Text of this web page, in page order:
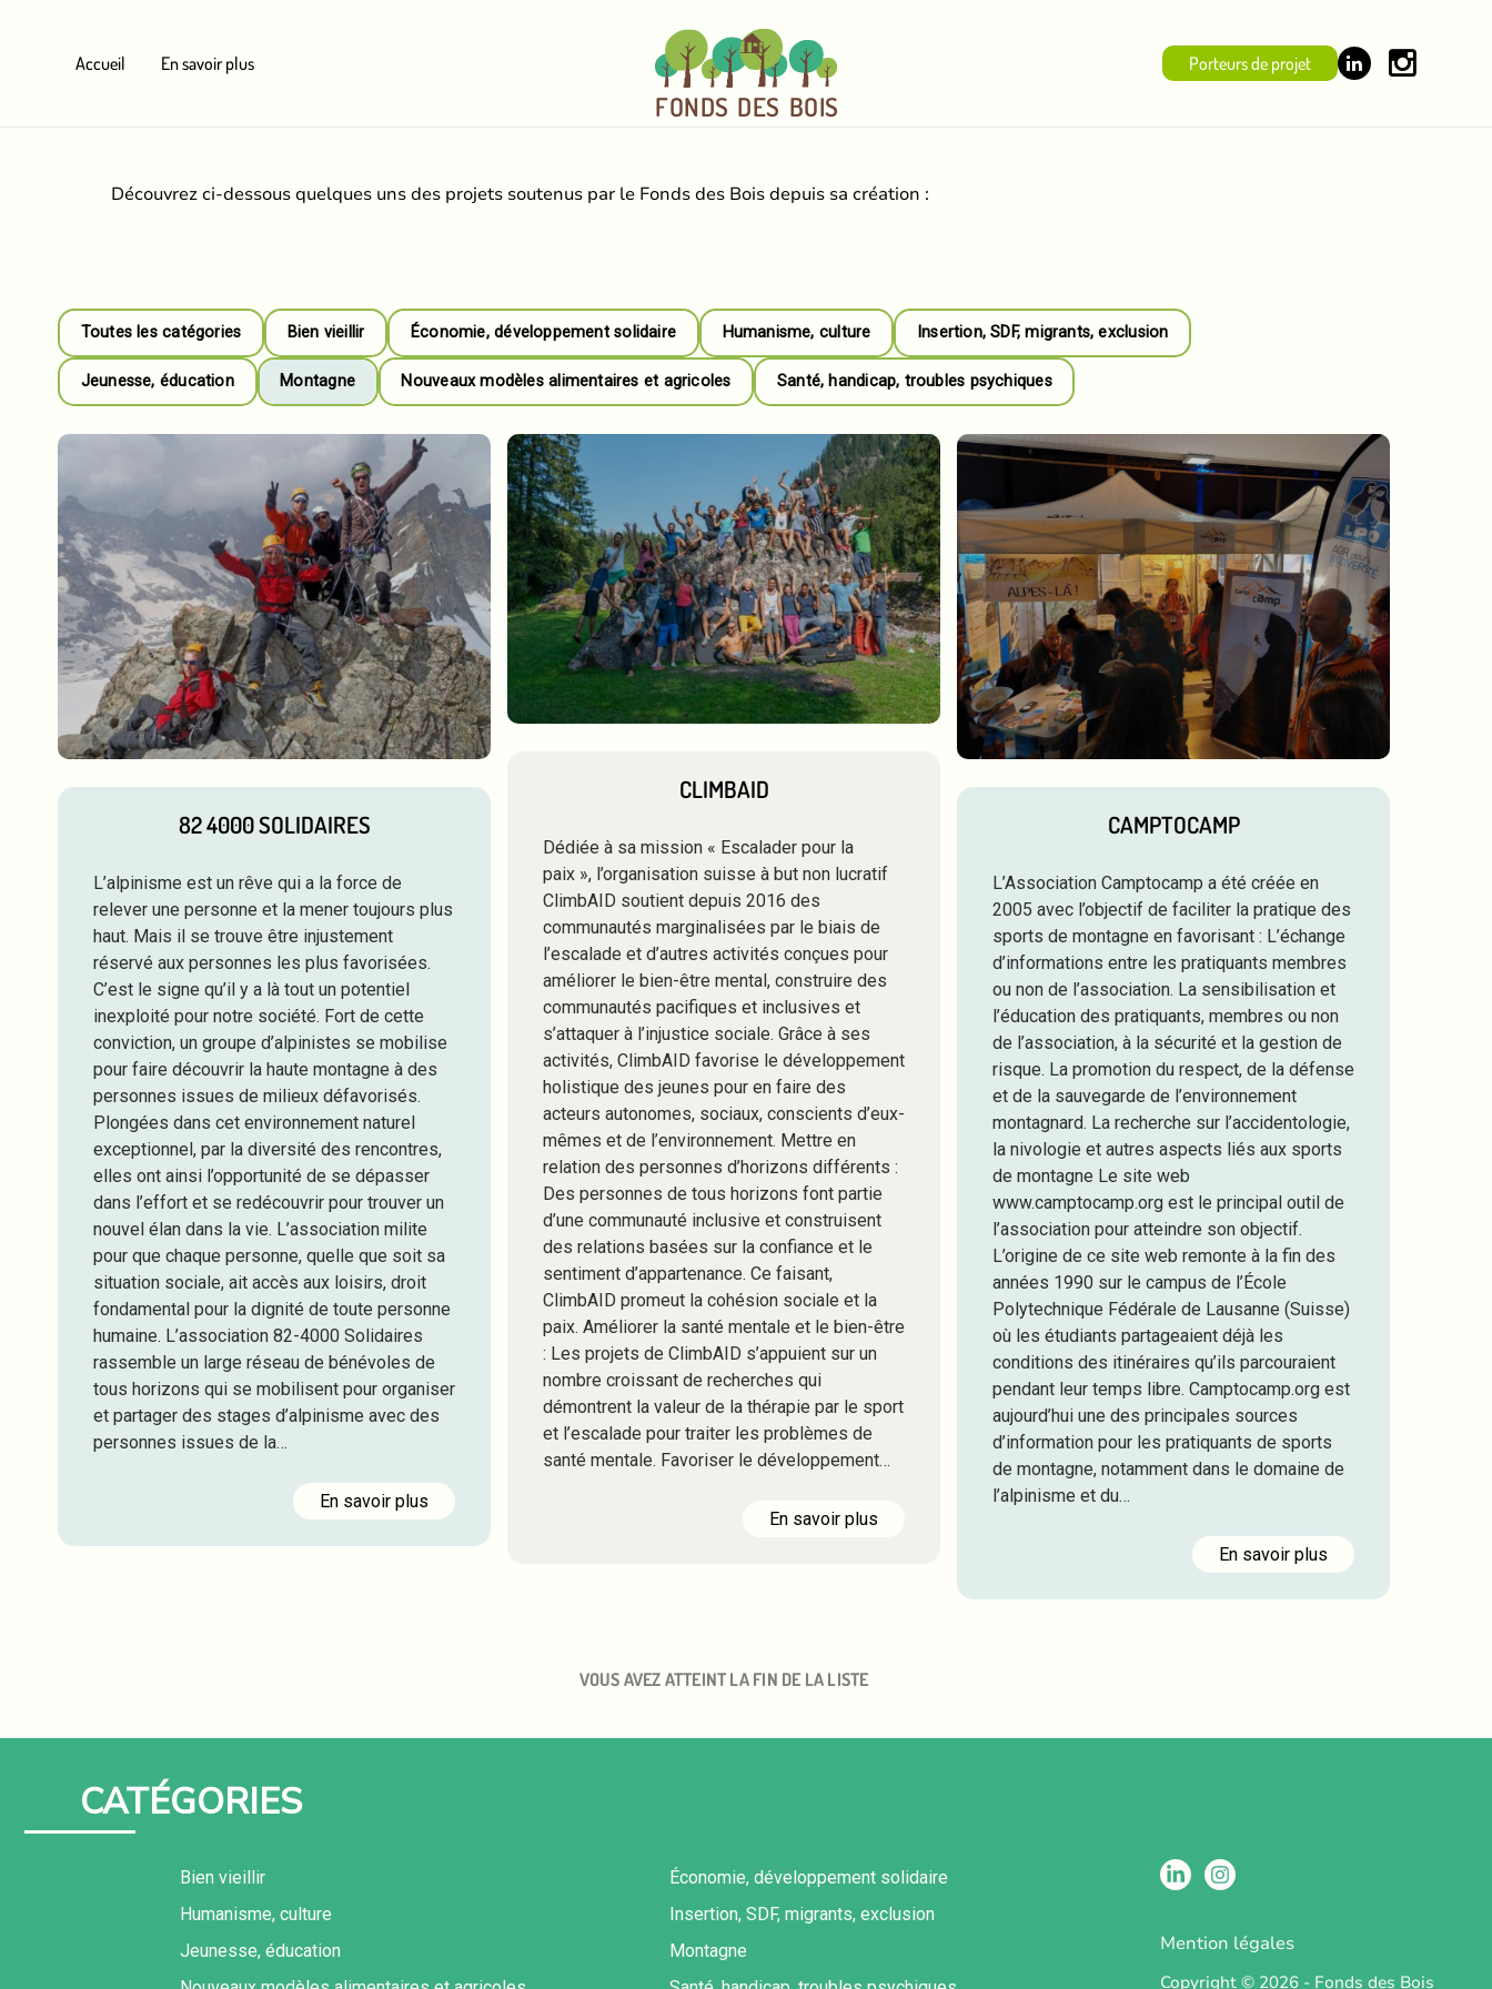
Accueil En savoir plus
FONDS DES BOIS
Porteurs de projet
Découvrez ci-dessous quelques uns des projets soutenus par le Fonds des Bois depuis sa création :
Toutes les catégories Bien vieillir Économie, développement solidaire Humanisme, culture Insertion, SDF, migrants, exclusion
Jeunesse, éducation Montagne Nouveaux modèles alimentaires et agricoles Santé, handicap, troubles psychiques
82 4000 SOLIDAIRES
L’alpinisme est un rêve qui a la force de
relever une personne et la mener toujours plus
haut. Mais il se trouve être injustement
réservé aux personnes les plus favorisées.
C’est le signe qu’il y a là tout un potentiel
inexploité pour notre société. Fort de cette
conviction, un groupe d’alpinistes se mobilise
pour faire découvrir la haute montagne à des
personnes issues de milieux défavorisés.
Plongées dans cet environnement naturel
exceptionnel, par la diversité des rencontres,
elles ont ainsi l’opportunité de se dépasser
dans l’effort et se redécouvrir pour trouver un
nouvel élan dans la vie. L’association milite
pour que chaque personne, quelle que soit sa
situation sociale, ait accès aux loisirs, droit
fondamental pour la dignité de toute personne
humaine. L’association 82-4000 Solidaires
rassemble un large réseau de bénévoles de
tous horizons qui se mobilisent pour organiser
et partager des stages d’alpinisme avec des
personnes issues de la…
En savoir plus
CLIMBAID
Dédiée à sa mission « Escalader pour la
paix », l’organisation suisse à but non lucratif
ClimbAID soutient depuis 2016 des
communautés marginalisées par le biais de
l’escalade et d’autres activités conçues pour
améliorer le bien-être mental, construire des
communautés pacifiques et inclusives et
s’attaquer à l’injustice sociale. Grâce à ses
activités, ClimbAID favorise le développement
holistique des jeunes pour en faire des
acteurs autonomes, sociaux, conscients d’eux-
mêmes et de l’environnement. Mettre en
relation des personnes d’horizons différents :
Des personnes de tous horizons font partie
d’une communauté inclusive et construisent
des relations basées sur la confiance et le
sentiment d’appartenance. Ce faisant,
ClimbAID promeut la cohésion sociale et la
paix. Améliorer la santé mentale et le bien-être
: Les projets de ClimbAID s’appuient sur un
nombre croissant de recherches qui
démontrent la valeur de la thérapie par le sport
et l’escalade pour traiter les problèmes de
santé mentale. Favoriser le développement…
En savoir plus
CAMPTOCAMP
L’Association Camptocamp a été créée en
2005 avec l’objectif de faciliter la pratique des
sports de montagne en favorisant : L’échange
d’informations entre les pratiquants membres
ou non de l’association. La sensibilisation et
l’éducation des pratiquants, membres ou non
de l’association, à la sécurité et la gestion de
risque. La promotion du respect, de la défense
et de la sauvegarde de l’environnement
montagnard. La recherche sur l’accidentologie,
la nivologie et autres aspects liés aux sports
de montagne Le site web
www.camptocamp.org est le principal outil de
l’association pour atteindre son objectif.
L’origine de ce site web remonte à la fin des
années 1990 sur le campus de l’École
Polytechnique Fédérale de Lausanne (Suisse)
où les étudiants partageaient déjà les
conditions des itinéraires qu’ils parcouraient
pendant leur temps libre. Camptocamp.org est
aujourd’hui une des principales sources
d’information pour les pratiquants de sports
de montagne, notamment dans le domaine de
l’alpinisme et du…
En savoir plus
VOUS AVEZ ATTEINT LA FIN DE LA LISTE
CATÉGORIES
Bien vieillir
Économie, développement solidaire
Humanisme, culture
Insertion, SDF, migrants, exclusion
Jeunesse, éducation
Montagne
Mention légales
Copyright © 2026 - Fonds des Bois